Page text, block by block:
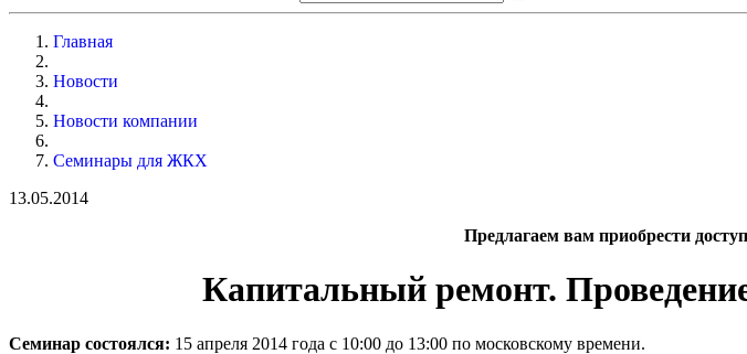
Главная
Новости
Новости компании
Семинары для ЖКХ
13.05.2014
Предлагаем вам приобрести
Капитальный ремонт.
Семинар состоялся: 15 апреля 2014 года с 10:00 до 13:00 по московскому времени.